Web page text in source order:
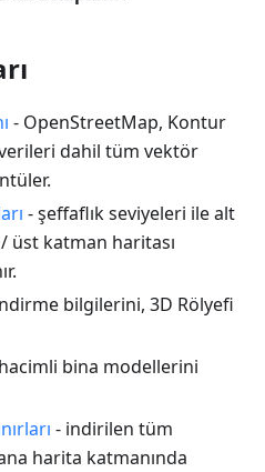
- OpenStreetMap, Kontur
dahil tüm vektör
- şeffaflık seviyeleri ile alt
üst katman haritası
bilgilerini, 3D Rölyefi
bina modellerini
- indirilen tüm
harita katmanında